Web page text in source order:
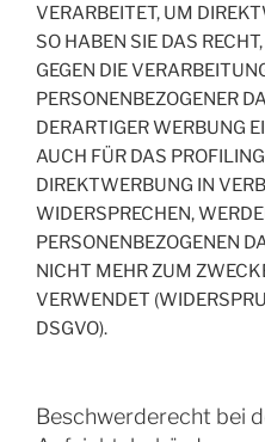
VERARBEITET, UM
SO HABEN SIE DAS
GEGEN DIE
PERSONENBEZOGENER
DERARTIGER WERBUNG
AUCH FÜR DAS
DIREKTWERBUNG IN
WIDERSPRECHEN,
PERSONENBEZOGENEN
NICHT MEHR ZUM
VERWENDET
DSGVO).
Beschwerde­recht bei